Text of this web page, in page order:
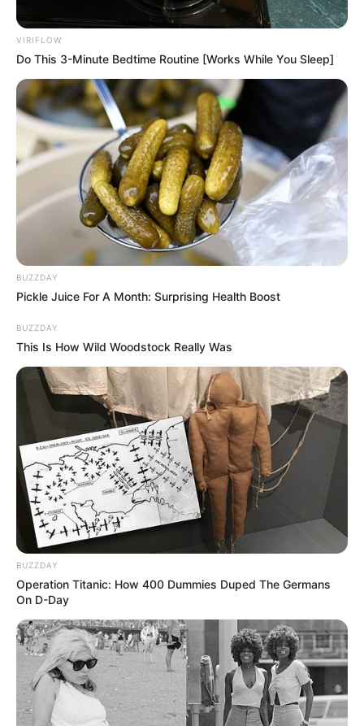
VIRIFLOW
Do This 3-Minute Bedtime Routine [Works While You Sleep]
BUZZDAY
Pickle Juice For A Month: Surprising Health Boost
BUZZDAY
This Is How Wild Woodstock Really Was
BUZZDAY
Operation Titanic: How 400 Dummies Duped The Germans
On D-Day